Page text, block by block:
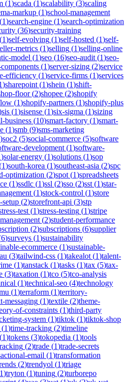
(1)scada (1)scalability (3)scaling
markup (1)school-management
(1)search-engine (1)search-optimization
(36)security-training
(1)self-evolving (1)self-hosted (1)self-
metrics (1)selling (1)selling-online
model (1)seo (16)seo-audit (1)seo-
(1)server-sizing (2)service
efficiency (1)service-firms (1)services
)sharepoint (1)shein (1)shift-
floor(2)shopee (2)shopify
(1)shopify-partners (1)shopify-plus
sis (1)sisense (1)six-sigma (1)sizing
business (10)smart-factory (1)smart-
(1)smb (9)sms-marketing
)soc2 (5)social-commerce (5)software
development (1)software-
)solar-energy (1)solutions (1)sop
1)south-korea (1)southeast-asia (2)spc
optimization (2)spot (1)spreadsheets
(1)ssdlc (1)ssl (2)sso (2)sst (1)star-
(1)stock-control (1)store
setup (2)storefront-api (3)stp
test (1)stress-testing (1)stripe
(2)student-performance
(2)subscriptions (6)supplier
6)surveys (1)sustainability
ecommerce (1)sustainable-
(3)tailwind-css (1)takealot (1)talent-
(1)tanstack (1)tasks (1)tax (5)tax-
(3)taxation (1)tco (5)tco-analysis
(1)technical-seo (4)technology
(1)terraform (1)territory-
messaging (1)textile (2)theme-
of-constraints (1)third-party
system (1)tiktok (1)tiktok-shop
(1)time-tracking (2)timeline
(1)tokens (3)tokopedia (1)tools
(2)trade (1)trade-secrets
email (1)transformation
(2)trendyol (1)triage
1)tryton (1)tuning (2)turborepo